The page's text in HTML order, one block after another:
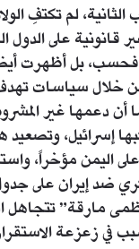
الثانية، لم تكتفِ
على الدول
بل أظهرت
خلال سياسات
أن دعمها غير
إسرائيل،
اليمن مؤخراً،
ضد إيران على
مارقة” تتجاهل
زعزعة